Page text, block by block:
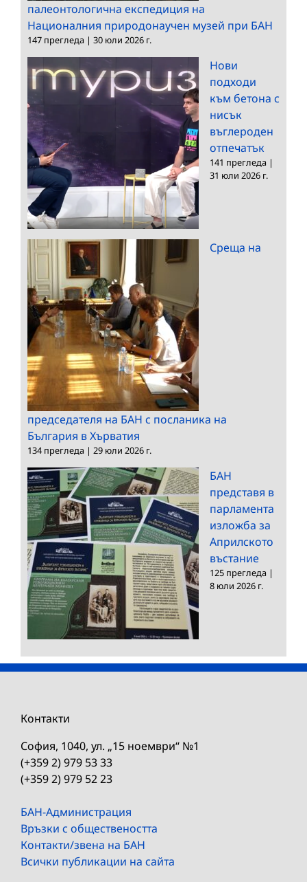
палеонтологична експедиция на
Националния природонаучен музей при БАН
147 прегледа | 30 юли 2026 г.
Нови
подходи
към бетона с
нисък
въглероден
отпечатък
141 прегледа |
31 юли 2026 г.
Среща на
председателя на БАН с посланика на
България в Хърватия
134 прегледа | 29 юли 2026 г.
БАН
представя в
парламента
изложба за
Априлското
въстание
125 прегледа |
8 юли 2026 г.
Контакти
София, 1040, ул. „15 ноември“ №1
(+359 2) 979 53 33
(+359 2) 979 52 23
БАН-Администрация
Връзки с обществеността
Контакти/звена на БАН
Всички публикации на сайта